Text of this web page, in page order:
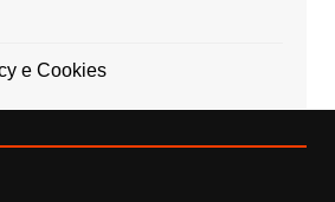
e Cookies